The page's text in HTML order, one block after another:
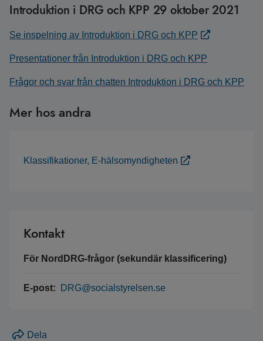
Introduktion i DRG och KPP 29 oktober 2021
Se inspelning av Introduktion i DRG och KPP
Presentationer från Introduktion i DRG och KPP
Frågor och svar från chatten Introduktion i DRG och KPP
Mer hos andra
Klassifikationer, E-hälsomyndigheten
Kontakt
För NordDRG-frågor (sekundär klassificering)
E-post: DRG@socialstyrelsen.se
Dela